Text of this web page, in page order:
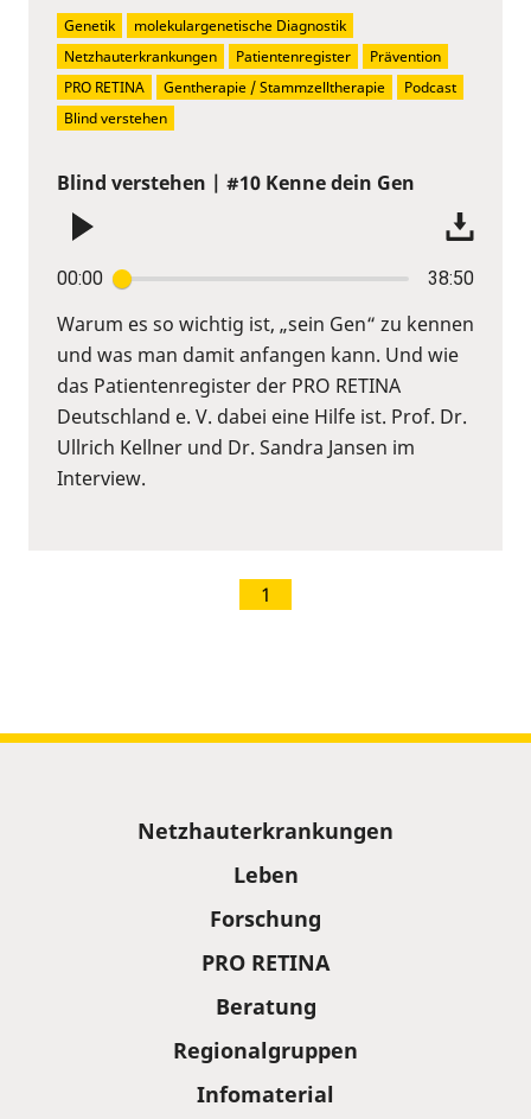
Blind verstehen | #10 Kenne dein Gen
00:00 38:50
Warum es so wichtig ist, „sein Gen“ zu kennen
und was man damit anfangen kann. Und wie
das Patientenregister der PRO RETINA
Deutschland e. V. dabei eine Hilfe ist. Prof. Dr.
Ullrich Kellner und Dr. Sandra Jansen im
Interview.
Genetik
molekulargenetische Diagnostik
Netzhauterkrankungen
Patientenregister
Prävention
PRO RETINA
Gentherapie / Stammzelltherapie
Podcast
Blind verstehen
1
Netzhauterkrankungen
Leben
Forschung
PRO RETINA
Beratung
Regionalgruppen
Infomaterial